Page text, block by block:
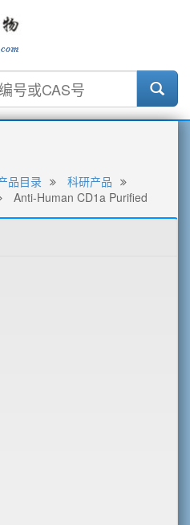
品目录
科研产品
Anti-Human CD1a Purified